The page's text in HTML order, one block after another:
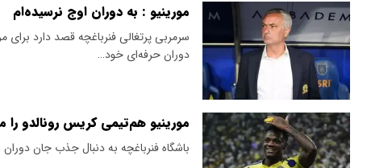
مورینیو : به دوران اوج نرسیده‌ام
سرمربی پرتغالی فنرباغچه قصد دارد برای
دوران حرفه‌ای خود…
مورینیو هم‌تیمی کریس رونالدو را
باشگاه فنرباغچه به دنبال جذب جان